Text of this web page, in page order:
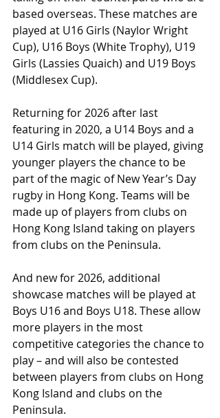
based overseas. These matches are
played at U16 Girls (Naylor Wright
Cup), U16 Boys (White Trophy), U19
Girls (Lassies Quaich) and U19 Boys
(Middlesex Cup).
Returning for 2026 after last
featuring in 2020, a U14 Boys and a
U14 Girls match will be played, giving
younger players the chance to be
part of the magic of New Year’s Day
rugby in Hong Kong. Teams will be
made up of players from clubs on
Hong Kong Island taking on players
from clubs on the Peninsula.
And new for 2026, additional
showcase matches will be played at
Boys U16 and Boys U18. These allow
more players in the most
competitive categories the chance to
play – and will also be contested
between players from clubs on Hong
Kong Island and clubs on the
Peninsula.